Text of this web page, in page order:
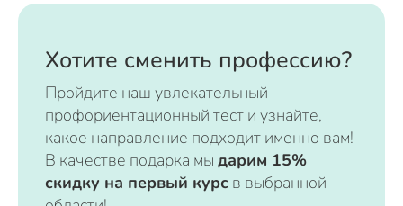
Хотите сменить профессию?
Пройдите наш увлекательный
профориентационный тест и узнайте,
какое направление подходит именно вам!
В качестве подарка мы дарим 15%
скидку на первый курс в выбранной